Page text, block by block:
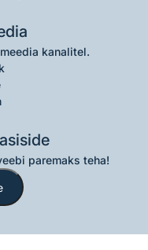
kanalitel.
paremaks teha!